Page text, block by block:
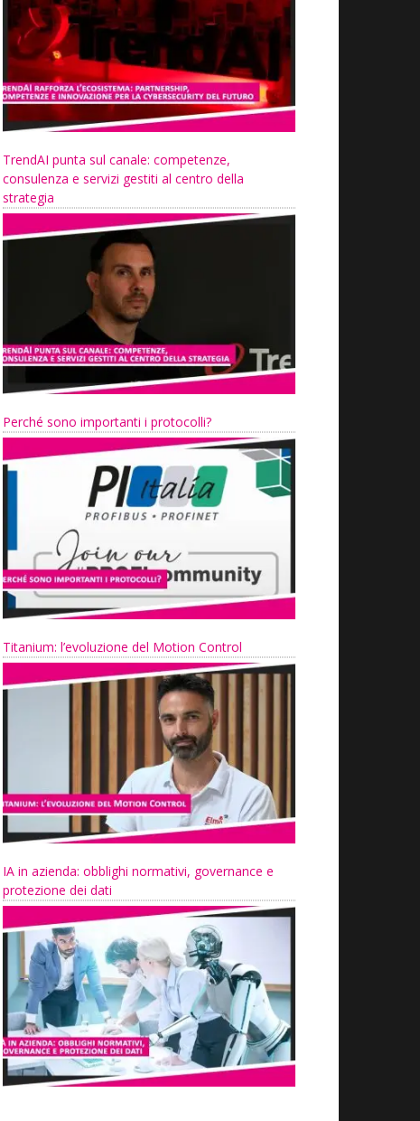
TrendAI punta sul canale: competenze,
consulenza e servizi gestiti al centro della
strategia
Perché sono importanti i protocolli?
Titanium: l’evoluzione del Motion Control
IA in azienda: obblighi normativi, governance e
protezione dei dati